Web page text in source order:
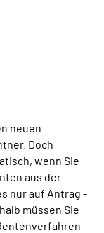
neuen
Doch
wenn Sie
aus der
nur auf Antrag -
müssen Sie